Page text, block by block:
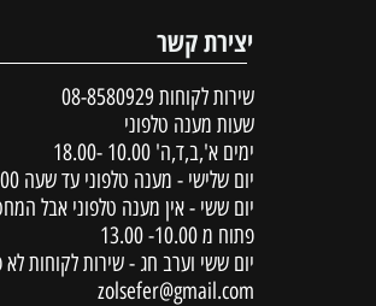
יצירת קשר
שירות לקוחות 08-8580929
שעות מענה טלפוני
ימים א',ב,ד,ה' 10.00 -18.00
יום שלישי - מענה טלפוני עד שעה 16.00
יום ששי - אין מענה טלפוני אבל
פתוח מ 10.00- 13.00
יום ששי וערב חג - שירות לקוחות לא
zolsefer@gmail.com